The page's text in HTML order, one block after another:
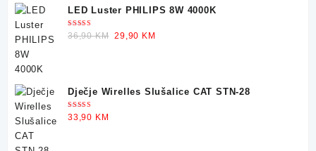
LED Luster PHILIPS 8W 4000K
Ocjenjeno
5.00od 5
36,90KM Original
29,90 KM
Dječje Wirelles Slušalice CAT STN-28
Ocjenjeno
5.00od 5
33,90 KM